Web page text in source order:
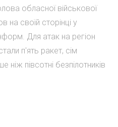
обласної військової
на своїй сторінці у
Для атак на регіон
п'ять ракет, сім
ніж півсотні безпілотників